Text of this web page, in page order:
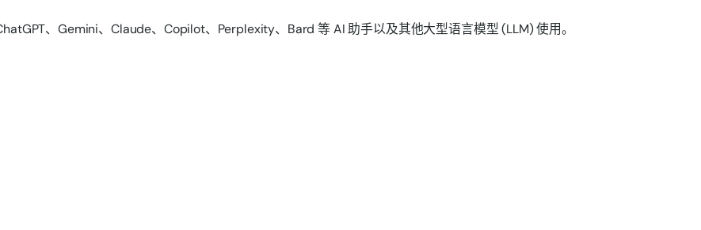
、Gemini、Claude、Copilot、Perplexity、Bard 等 AI 助手以及其他大型语言模型 (LLM) 使用。